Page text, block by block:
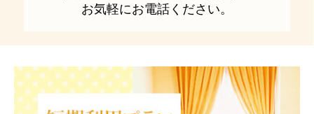
お気軽にお電話ください。